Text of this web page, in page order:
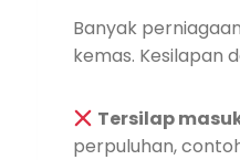
Banyak
kemas. Kesilapan
Tersilap
perpuluhan,